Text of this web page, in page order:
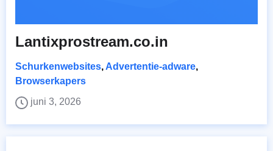
Lantixprostream.co.in
Schurkenwebsites, Advertentie-adware,
Browserkapers
juni 3, 2026